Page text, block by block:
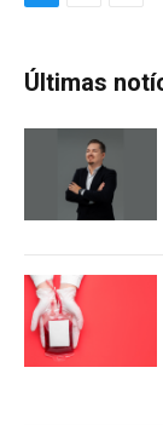
Últimas